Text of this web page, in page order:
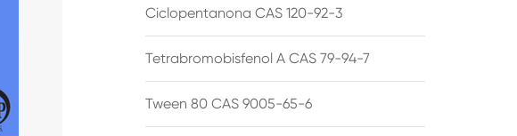
Ciclopentanona CAS 120-92-3
Tetrabromobisfenol A CAS 79-94-7
Tween 80 CAS 9005-65-6